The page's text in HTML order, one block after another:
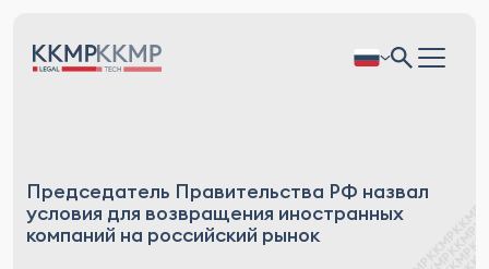
Председатель Правительства РФ назвал
условия для возвращения иностранных
компаний на российский рынок